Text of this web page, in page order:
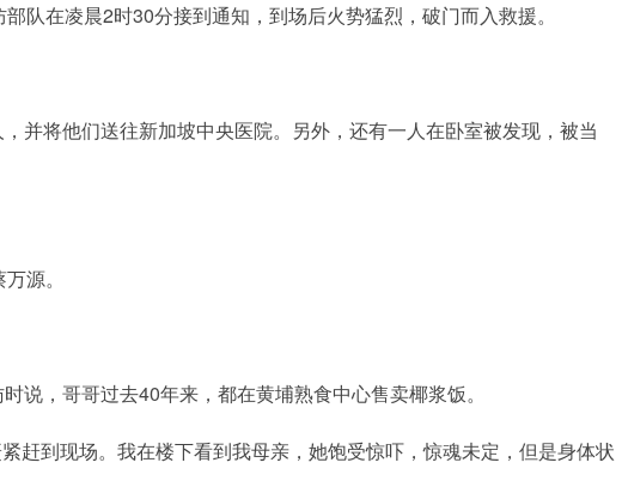
队在凌晨2时30分接到通知，到场后火势猛烈，破门而入救援。
并将他们送往新加坡中央医院。另外，还有一人在卧室被发现，被当
源。
说，哥哥过去40年来，都在黄埔熟食中心售卖椰浆饭。
赶到现场。我在楼下看到我母亲，她饱受惊吓，惊魂未定，但是身体状